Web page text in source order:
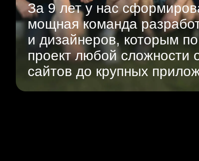
За 9 лет у нас
мощная команда
и дизайнеров, которым
проект любой сложности
сайтов до крупных